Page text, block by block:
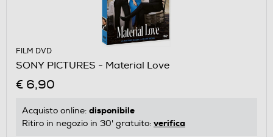
FILM DVD
SONY PICTURES - Material Love
€ 6,90
Acquisto online: disponibile
Ritiro in negozio in 30' gratuito: verifica